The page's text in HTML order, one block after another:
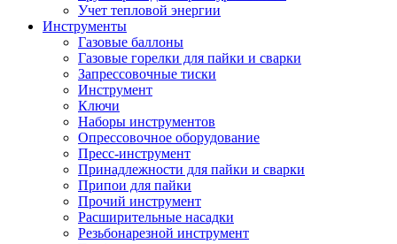
Учет тепловой энергии
Инструменты
Газовые баллоны
Газовые горелки для пайки и сварки
Запрессовочные тиски
Инструмент
Ключи
Наборы инструментов
Опрессовочное оборудование
Пресс-инструмент
Принадлежности для пайки и сварки
Припои для пайки
Прочий инструмент
Расширительные насадки
Резьбонарезной инструмент